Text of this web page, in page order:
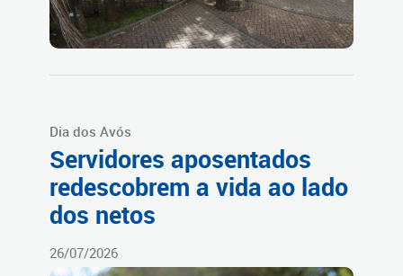
Dia dos Avós
Servidores aposentados
redescobrem a vida ao lado
dos netos
26/07/2026